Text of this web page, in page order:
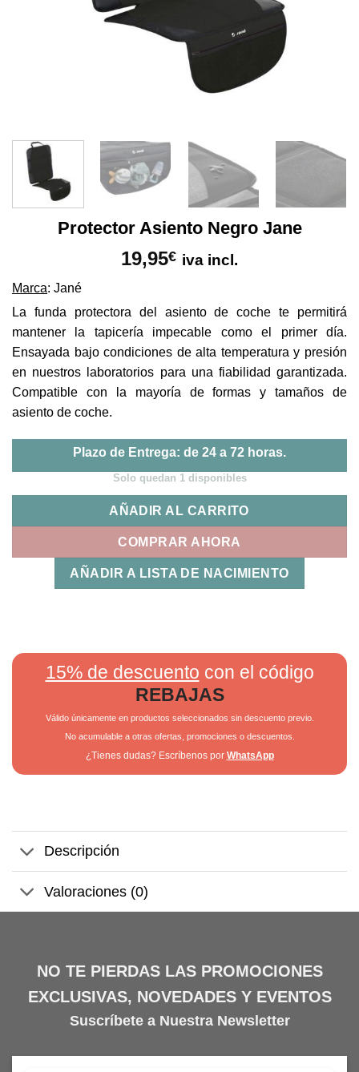
Protector Asiento Negro Jane
19,95€ iva incl.
Marca: Jané
La funda protectora del asiento de coche te permitirá
mantener la tapicería impecable como el primer día.
Ensayada bajo condiciones de alta temperatura y presión
en nuestros laboratorios para una fiabilidad garantizada.
Compatible con la mayoría de formas y tamaños de
asiento de coche.
Plazo de Entrega: de 24 a 72 horas.
Solo quedan 1 disponibles
AÑADIR AL CARRITO
COMPRAR AHORA
AÑADIR A LISTA DE NACIMIENTO
15% de descuento con el código
REBAJAS
Válido únicamente en productos seleccionados sin descuento previo.
No acumulable a otras ofertas, promociones o descuentos.
¿Tienes dudas? Escríbenos por WhatsApp
Descripción
Valoraciones (0)
NO TE PIERDAS LAS PROMOCIONES
EXCLUSIVAS, NOVEDADES Y EVENTOS
Suscríbete a Nuestra Newsletter